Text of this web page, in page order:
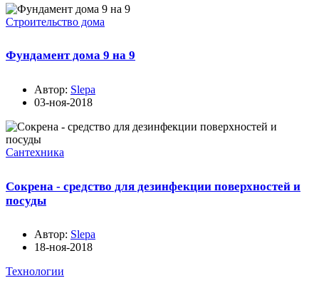
Строительство дома
Фундамент дома 9 на 9
Автор: Slepa
03-ноя-2018
Сантехника
Сокрена - средство для дезинфекции поверхностей и
посуды
Автор: Slepa
18-ноя-2018
Технологии